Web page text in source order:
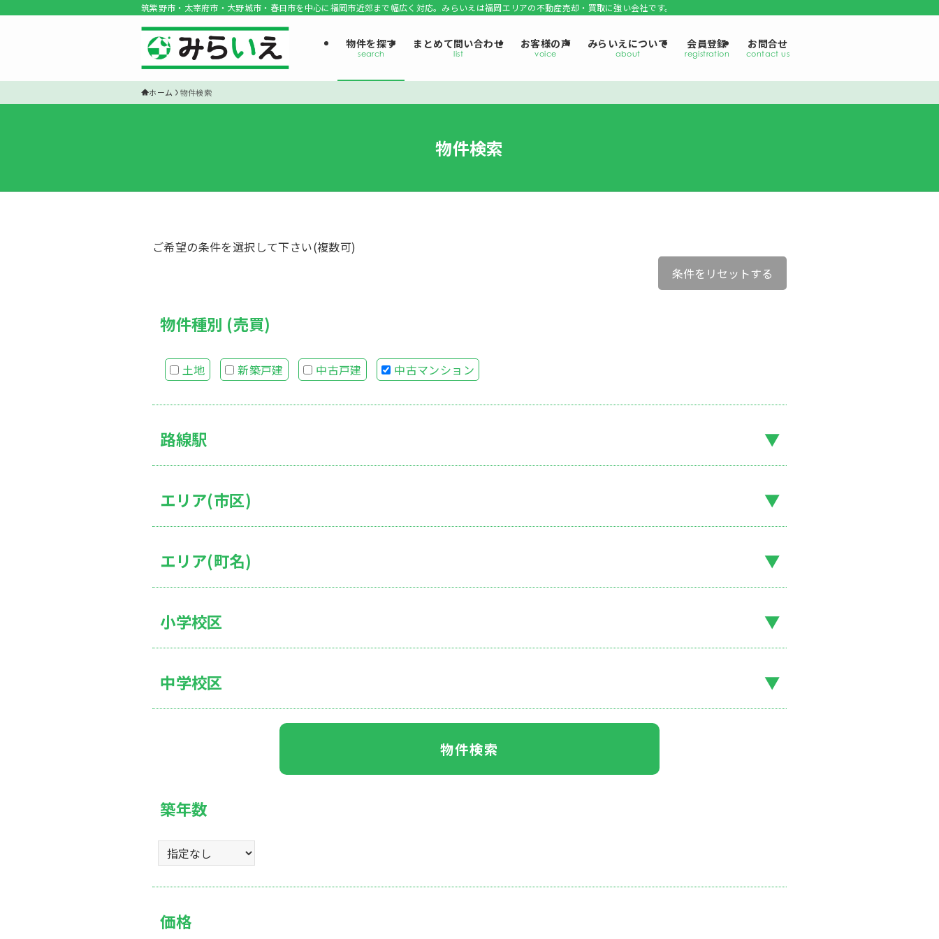
筑紫野市・太宰府市・大野城市・春日市を中心に福岡市近郊まで幅広く対応。みらいえは福岡エリアの不動産売却・買取に強い会社です。
物件を探す まとめて問い合わせ お客様の声 みらいえについて 会員登録 お問合せ
ホーム 物件検索
物件検索
ご希望の条件を選択して下さい(複数可)
条件をリセットする
物件種別 (売買)
土地 新築戸建 中古戸建 中古マンション
路線駅
エリア(市区)
エリア(町名)
小学校区
中学校区
築年数
価格